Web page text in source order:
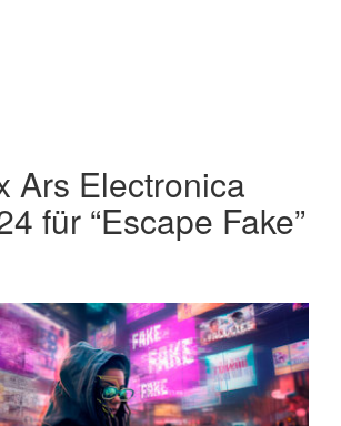
Ars Electronica
für “Escape Fake”